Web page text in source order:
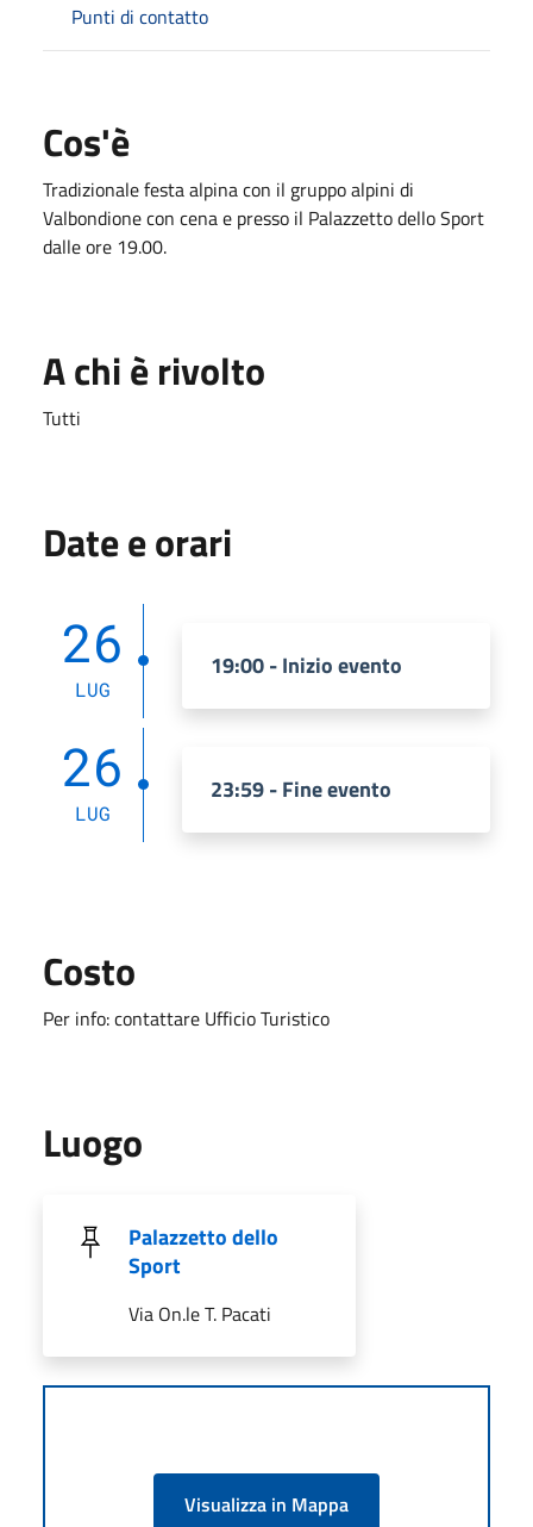
Punti di contatto
Cos'è
Tradizionale festa alpina con il gruppo alpini di
Valbondione con cena e presso il Palazzetto dello Sport
dalle ore 19.00.
A chi è rivolto
Tutti
Date e orari
26
LUG
19:00 - Inizio evento
26
LUG
23:59 - Fine evento
Costo
Per info: contattare Ufficio Turistico
Luogo
Palazzetto dello
Sport
Via On.le T. Pacati
Visualizza in Mappa